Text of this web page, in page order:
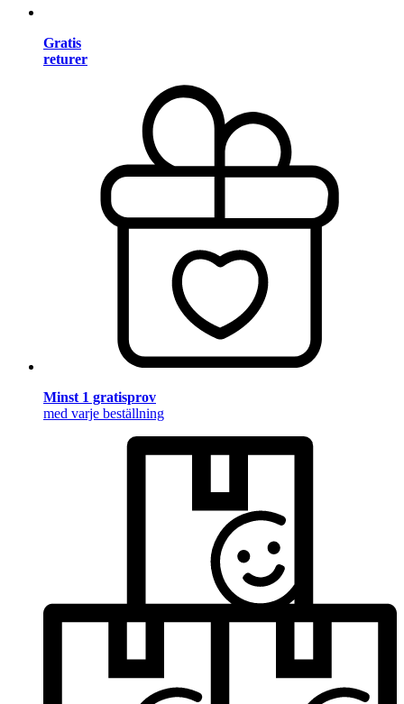
Gratis
returer
Minst 1 gratisprov
med varje beställning